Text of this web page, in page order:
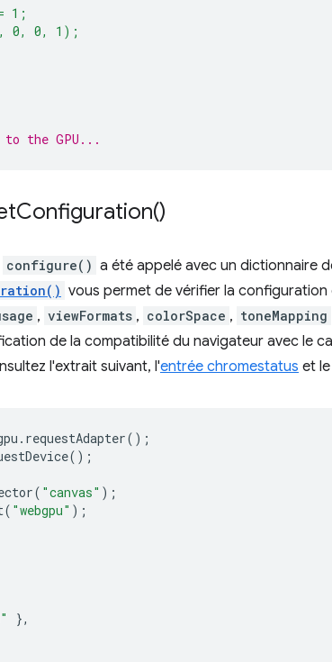
1;
0, 0, 1);
to the GPU...
Configuration()
configure() a été appelé avec un dictionnaire
vous permet de vérifier la
, viewFormats , colorSpace , toneMapping
de la compatibilité du navigateur avec le
l'extrait suivant, l'entrée chromestatus et le
. requestAdapter();
();
( "canvas" );
( "webgpu" );
},